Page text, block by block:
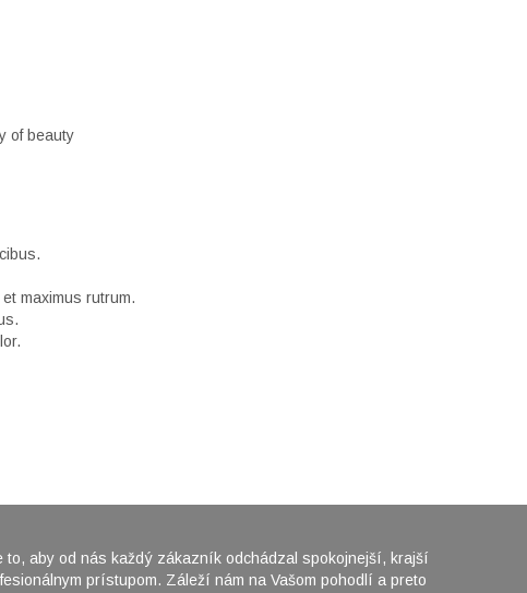
of beauty
maximus rutrum.
to, aby od nás každý zákazník odchádzal spokojnejší, krajší
prístupom. Záleží nám na Vašom pohodlí a preto